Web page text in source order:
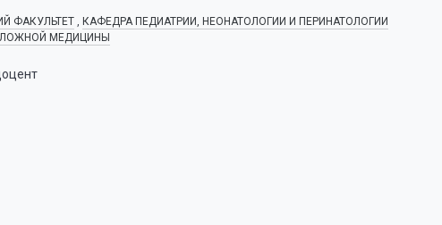
ФАКУЛЬТЕТ, КАФЕДРА ПЕДИАТРИИ, НЕОНАТОЛОГИИ И ПЕРИНАТОЛОГИИ
МЕДИЦИНЫ